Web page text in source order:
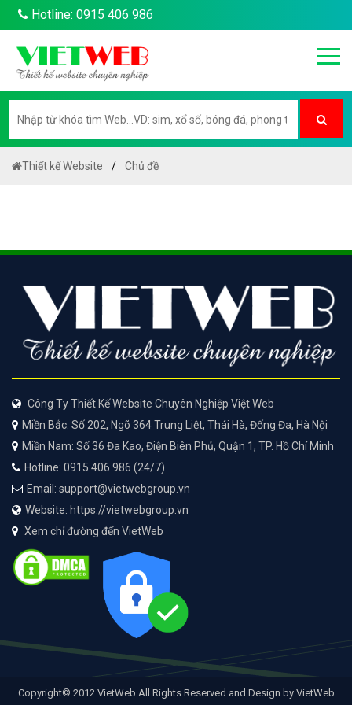
Hotline: 0915 406 986
Thiết kế Website Chủ đề
Công Ty Thiết Kế Website Chuyên Nghiệp Việt Web
Miền Bắc: Số 202, Ngõ 364 Trung Liệt, Thái Hà, Đống Đa, Hà Nội
Miền Nam: Số 36 Đa Kao, Điện Biên Phủ, Quận 1, TP. Hồ Chí Minh
Hotline: 0915 406 986 (24/7)
Email: support@vietwebgroup.vn
Website: https://vietwebgroup.vn
Xem chỉ đường đến VietWeb
Copyright© 2012 VietWeb All Rights Reserved and Design by VietWeb